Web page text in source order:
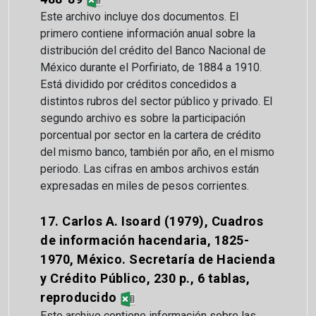
Este archivo incluye dos documentos. El
primero contiene información anual sobre la
distribución del crédito del Banco Nacional de
México durante el Porfiriato, de 1884 a 1910.
Está dividido por créditos concedidos a
distintos rubros del sector público y privado. El
segundo archivo es sobre la participación
porcentual por sector en la cartera de crédito
del mismo banco, también por año, en el mismo
periodo. Las cifras en ambos archivos están
expresadas en miles de pesos corrientes.
17. Carlos A. Isoard (1979), Cuadros
de información hacendaria, 1825-
1970, México. Secretaría de Hacienda
y Crédito Público, 230 p., 6 tablas,
reproducido